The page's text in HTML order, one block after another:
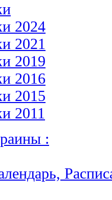
2024
2021
2019
2016
2015
2011
: